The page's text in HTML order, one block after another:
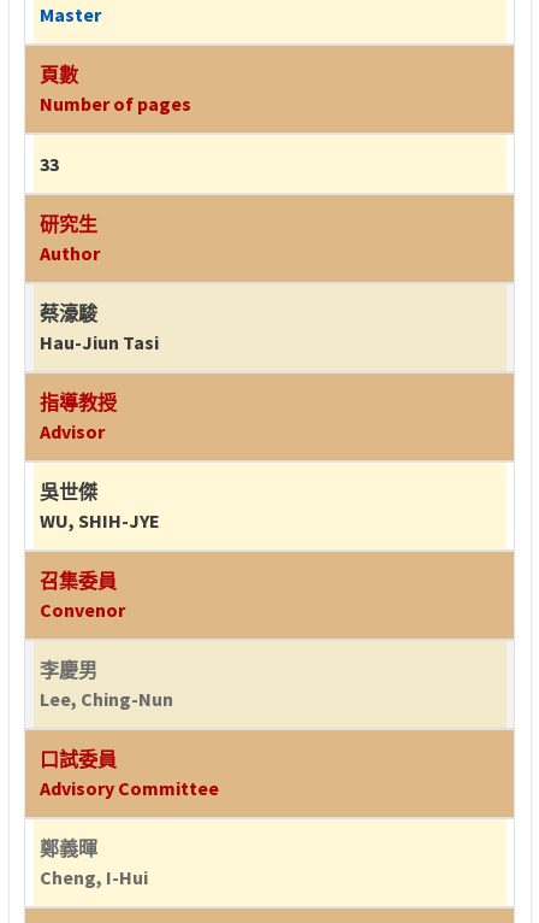
Master
頁數
Number of pages
33
研究生
Author
蔡濠駿
Hau-Jiun Tasi
指導教授
Advisor
吳世傑
WU, SHIH-JYE
召集委員
Convenor
李慶男
Lee, Ching-Nun
口試委員
Advisory Committee
鄭義暉
Cheng, I-Hui